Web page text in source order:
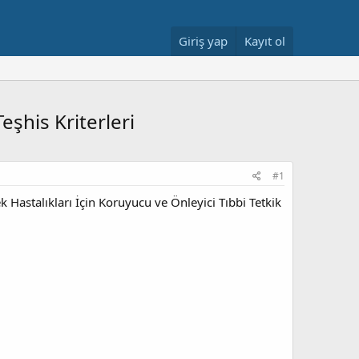
Giriş yap Kayıt ol
Kriterleri
#1
Hastalıkları İçin Koruyucu ve Önleyici Tıbbi Tetkik